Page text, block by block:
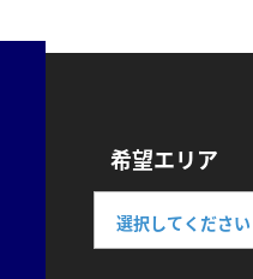
希望エリア